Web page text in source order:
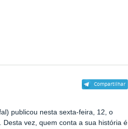
Compartilhar
publicou nesta sexta-feira, 12, o
vez, quem conta a sua história é